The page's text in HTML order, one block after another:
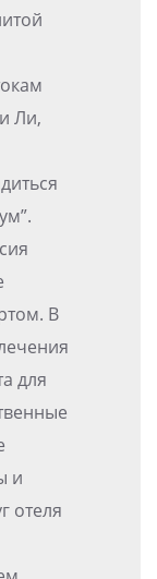
Ли,
В
для
и
отеля